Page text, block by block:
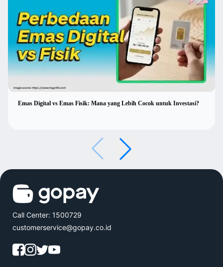
Emas Digital vs Emas Fisik: Mana yang Lebih Cocok untuk Investasi?
Call Center: 1500729
customerservice@gopay.co.id